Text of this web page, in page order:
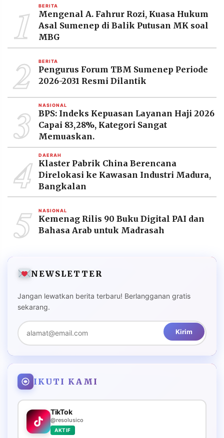
PRAMUDITA
2026
PT.
MEDIA
PRAMUDITA
1 BERITA
Mengenal A. Fahrur Rozi, Kuasa Hukum
Asal Sumenep di Balik Putusan MK soal
MBG
2 BERITA
Pengurus Forum TBM Sumenep Periode
2026-2031 Resmi Dilantik
3 NASIONAL
BPS: Indeks Kepuasan Layanan Haji 2026
Capai 83,28%, Kategori Sangat
Memuaskan.
4 DAERAH
Klaster Pabrik China Berencana
Direlokasi ke Kawasan Industri Madura,
Bangkalan
5 NASIONAL
Kemenag Rilis 90 Buku Digital PAI dan
Bahasa Arab untuk Madrasah
NEWSLETTER
Jangan lewatkan berita terbaru! Berlangganan gratis
sekarang.
Kirim
IKUTI KAMI
TikTok
@resolusico
AKTIF